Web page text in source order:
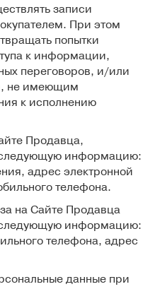
записи
При этом
попытки
к информации,
переговоров, и/или
не имеющим
к исполнению
Продавца,
следующую информацию:
адрес электронной
телефона.
на Сайте Продавца
следующую информацию:
телефона, адрес
данные при